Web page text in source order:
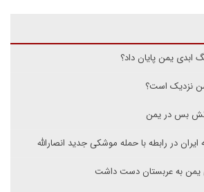
ابدی یمن پایان داد؟
نزدیک است؟
بس در یمن
ایران در رابطه با حمله موشکی جدید انصارالله
یمن به عربستان دست داشت